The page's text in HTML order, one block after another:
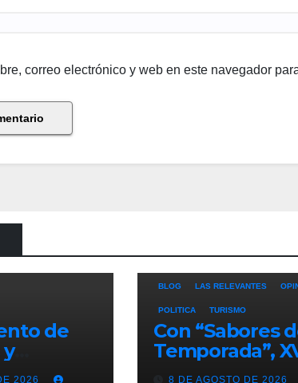
correo electrónico y web en este navegador
de
y
de
2026
BLOG LAS RELEVANTES
POLITICA TURISMO
Con “Sabores
Temporada”,
Ayuntamiento
8 DE AGOSTO DE 2026